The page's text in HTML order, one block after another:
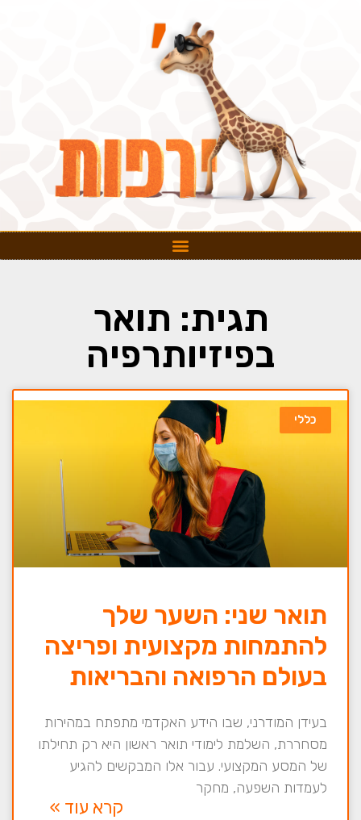
תגית: תואר
בפיזיותרפיה
כללי
תואר שני: השער שלך
להתמחות מקצועית ופריצה
בעולם הרפואה והבריאות
בעידן המודרני, שבו הידע האקדמי מתפתח במהירות
מסחררת, השלמת לימודי תואר ראשון היא רק תחילתו
של המסע המקצועי. עבור אלו המבקשים להגיע
לעמדות השפעה, מחקר
קרא עוד »